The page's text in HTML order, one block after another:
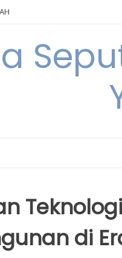
di